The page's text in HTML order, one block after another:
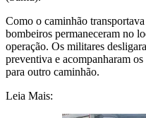
Como o caminhão
bombeiros permaneceram no
operação. Os militares
preventiva e acompanharam
para outro caminhão.
Leia Mais: